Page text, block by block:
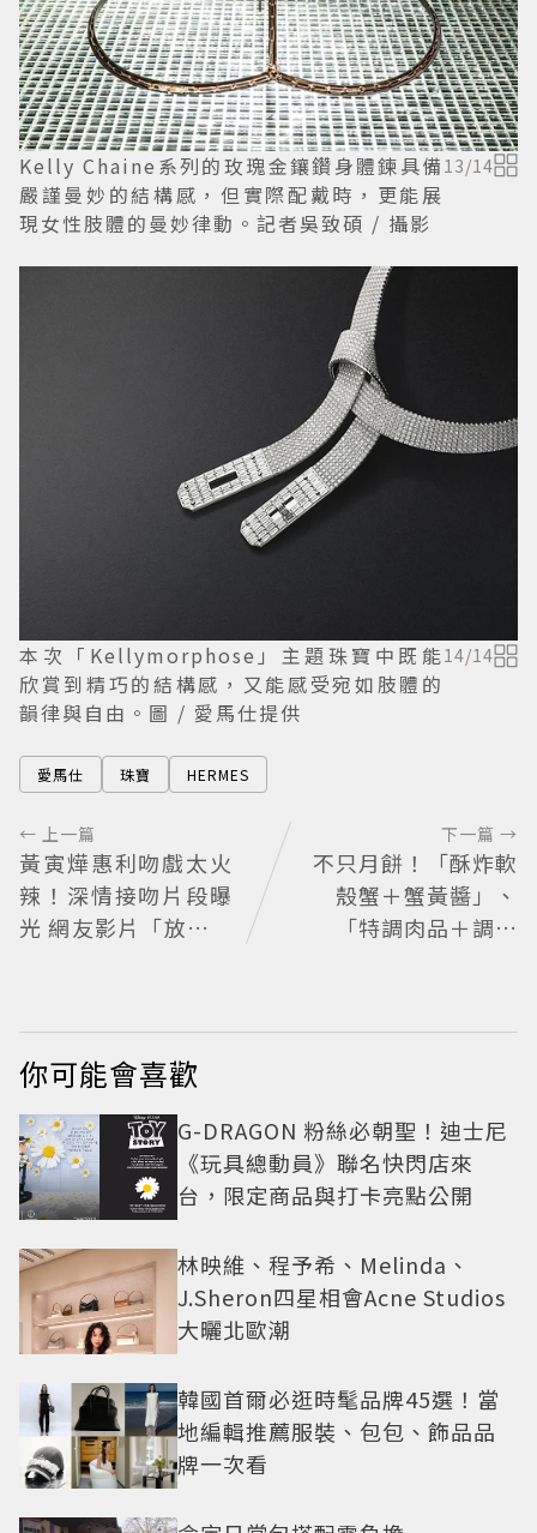
Kelly Chaine系列的玫瑰金鑲鑽身體鍊具備
嚴謹曼妙的結構感，但實際配戴時，更能展
現女性肢體的曼妙律動。記者吳致碩 / 攝影
13/14
本次「Kellymorphose」主題珠寶中既能
欣賞到精巧的結構感，又能感受宛如肢體的
韻律與自由。圖 / 愛馬仕提供
14/14
愛馬仕 珠寶 HERMES
← 上一篇
黃寅燁惠利吻戲太火
辣！深情接吻片段曝
光 網友影片「放大調
下一篇 →
不只月餅！「酥炸軟
殼蟹＋蟹黃醬」、
「特調肉品＋調味
你可能會喜歡
G-DRAGON 粉絲必朝聖！迪士尼
《玩具總動員》聯名快閃店來
台，限定商品與打卡亮點公開
林映維、程予希、Melinda、
J.Sheron四星相會Acne Studios
大曬北歐潮
韓國首爾必逛時髦品牌45選！當
地編輯推薦服裝、包包、飾品品
牌一次看